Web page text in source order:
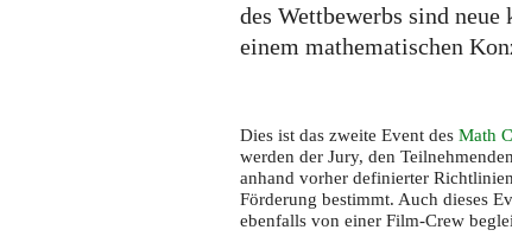
des Wettbewerbs sind
einem mathematischen
Dies ist das zweite Event desMath
werden der Jury, den
anhand vorher definierter
Förderung bestimmt. Auch dieses
ebenfalls von einer Film-Crew